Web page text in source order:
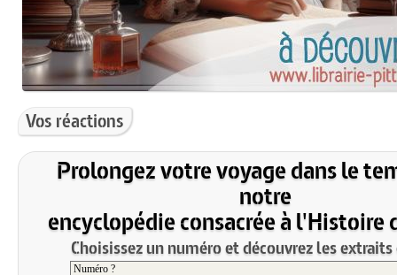
Vos réactions
Prolongez votre voyage dans le
notre
encyclopédie consacrée à l'Histoire
Choisissez un numéro et découvrez les